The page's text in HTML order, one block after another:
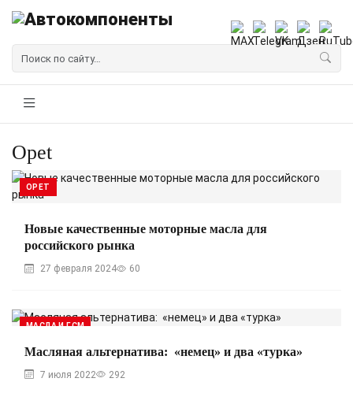
Opet
OPET
Новые качественные моторные масла для
российского рынка
27 февраля 2024 60
МАСЛА И ГСМ
Масляная альтернатива: «немец» и два «турка»
7 июля 2022 292